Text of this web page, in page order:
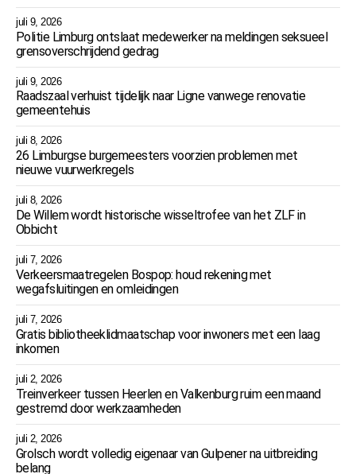
juli 9, 2026
Politie Limburg ontslaat medewerker na meldingen seksueel
grensoverschrijdend gedrag
juli 9, 2026
Raadszaal verhuist tijdelijk naar Ligne vanwege renovatie
gemeentehuis
juli 8, 2026
26 Limburgse burgemeesters voorzien problemen met
nieuwe vuurwerkregels
juli 8, 2026
De Willem wordt historische wisseltrofee van het ZLF in
Obbicht
juli 7, 2026
Verkeersmaatregelen Bospop: houd rekening met
wegafsluitingen en omleidingen
juli 7, 2026
Gratis bibliotheeklidmaatschap voor inwoners met een laag
inkomen
juli 2, 2026
Treinverkeer tussen Heerlen en Valkenburg ruim een maand
gestremd door werkzaamheden
juli 2, 2026
Grolsch wordt volledig eigenaar van Gulpener na uitbreiding
belang